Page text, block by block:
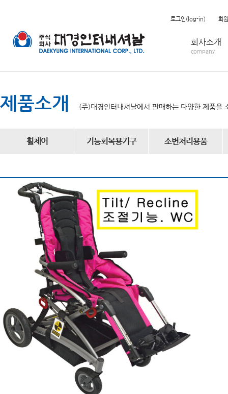
로그인(log-in) 회
회사소개
company
제품소개 (주)대경인터내셔날에서 판매하는 다양한 제품을
휠체어 기능회복용기구 소변처리용품